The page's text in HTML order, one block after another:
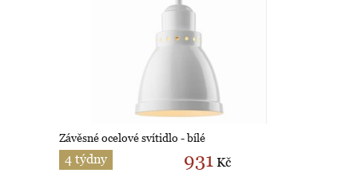
Závěsné ocelové svítidlo - bílé
4 týdny 931 Kč